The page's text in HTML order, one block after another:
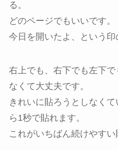
る。
どのページでもいいです。
今日を開いたよ、という印
右上でも、右下でも左下
なくて大丈夫です。
きれいに貼ろうとしなく
ら1秒で貼れます。
これがいちばん続けやすい